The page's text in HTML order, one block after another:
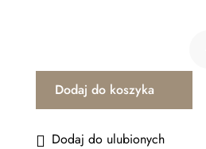
Dodaj do koszyka
Dodaj do ulubionych